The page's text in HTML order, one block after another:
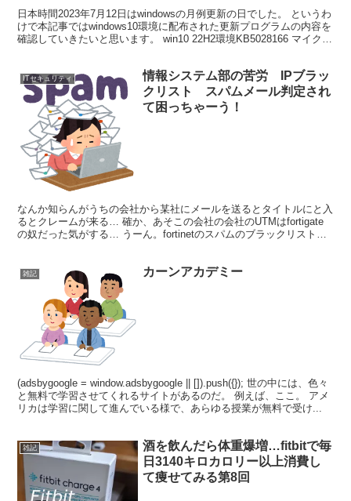
日本時間2023年7月12日はwindowsの月例更新の日でした。 というわ
けで本記事ではwindows10環境に配布された更新プログラムの内容を
確認していきたいと思います。 win10 22H2環境KB5028166 マイクロ
ITセキュリティ
情報システム部の苦労 IPブラッ
クリスト スパムメール判定され
て困っちゃーう！
なんか知らんがうちの会社から某社にメールを送るとタイトルにと入
るとクレームが来る… 確か、あそこの会社の会社のUTMはfortigate
の奴だった気がする… うーん。fortinetのスパムのブラックリストに
雑記 カーンアカデミー
(adsbygoogle = window.adsbygoogle || []).push({}); 世の中には、色々
と無料で学習させてくれるサイトがあるのだ。 例えば、ここ。 アメ
リカは学習に関して進んでいる様で、あらゆる授業が無料で受け...
雑記
酒を飲んだら体重爆増…fitbitで毎
日3140キロカロリー以上消費し
て痩せてみる第8回